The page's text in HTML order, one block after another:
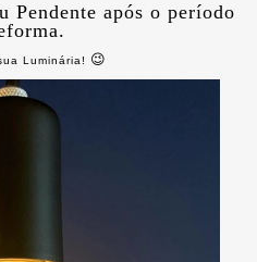
Pendente após o período
Luminária! 😉